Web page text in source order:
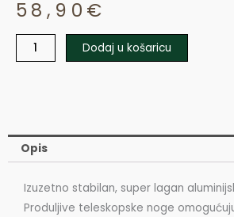
58,90 €
Stolica
Dodaj u košaricu
Opis
Izuzetno stabilan, super lagan
Produljive teleskopske noge